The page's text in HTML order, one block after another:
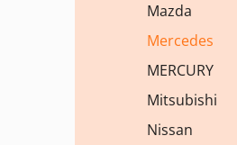
Mazda
Mercedes
MERCURY
Mitsubishi
Nissan